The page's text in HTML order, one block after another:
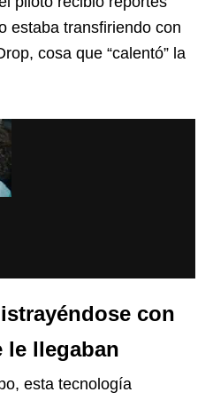
estaba transfiriendo con
cosa que “calentó” la
con
le llegaban
esta tecnología